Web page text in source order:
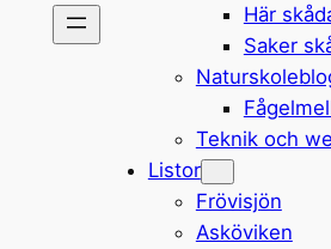
Här
Saker
Teknik och
Listor
Frövisjön
Asköviken